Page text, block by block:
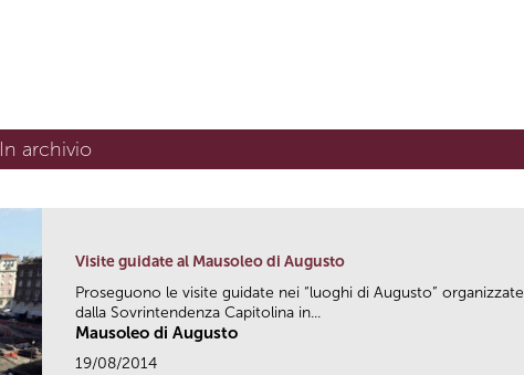
In archivio
Visite guidate al Mausoleo di Augusto
Proseguono le visite guidate nei “luoghi di Augusto” organizzate
dalla Sovrintendenza Capitolina in...
Mausoleo di Augusto
19/08/2014